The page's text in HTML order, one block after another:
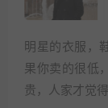
明星的衣服，
果你卖的很低
贵，人家才觉